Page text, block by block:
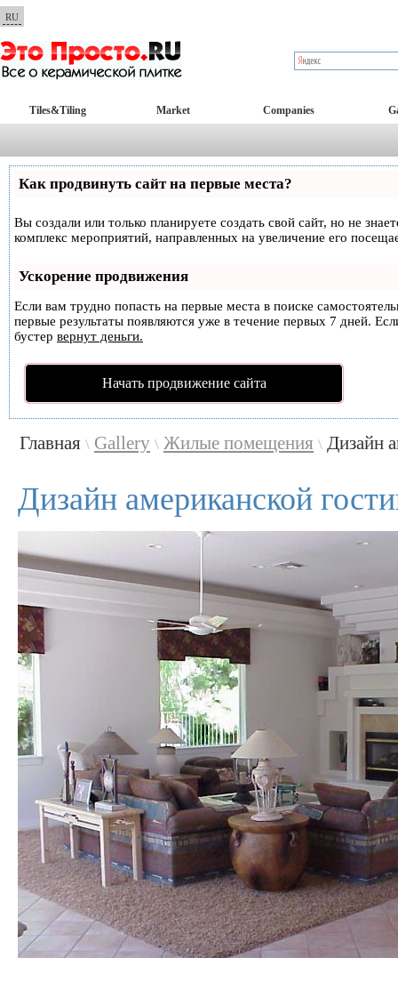
RU
Tiles&Tiling Market Companies
Как продвинуть сайт на первые места?
Вы создали или только планируете создать свой сайт, но не
комплекс мероприятий, направленных на увеличение его
Ускорение продвижения
Если вам трудно попасть на первые места в поиске
первые результаты появляются уже в течение первых 7 дней.
бустер вернут деньги.
Начать продвижение сайта
Главная \ Gallery \ Жилые помещения \ Дизайн
Дизайн американской